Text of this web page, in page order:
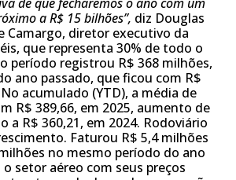
a R$ 15 bilhões”, diz Douglas
Camargo, diretor executivo da
que representa 30% de todo o
período registrou R$ 368 milhões,
ano passado, que ficou com R$
acumulado (YTD), a média de
R$ 389,66, em 2025, aumento de
a R$ 360,21, em 2024. Rodoviário
Faturou R$ 5,4 milhões
no mesmo período do ano
o setor aéreo com seus preços